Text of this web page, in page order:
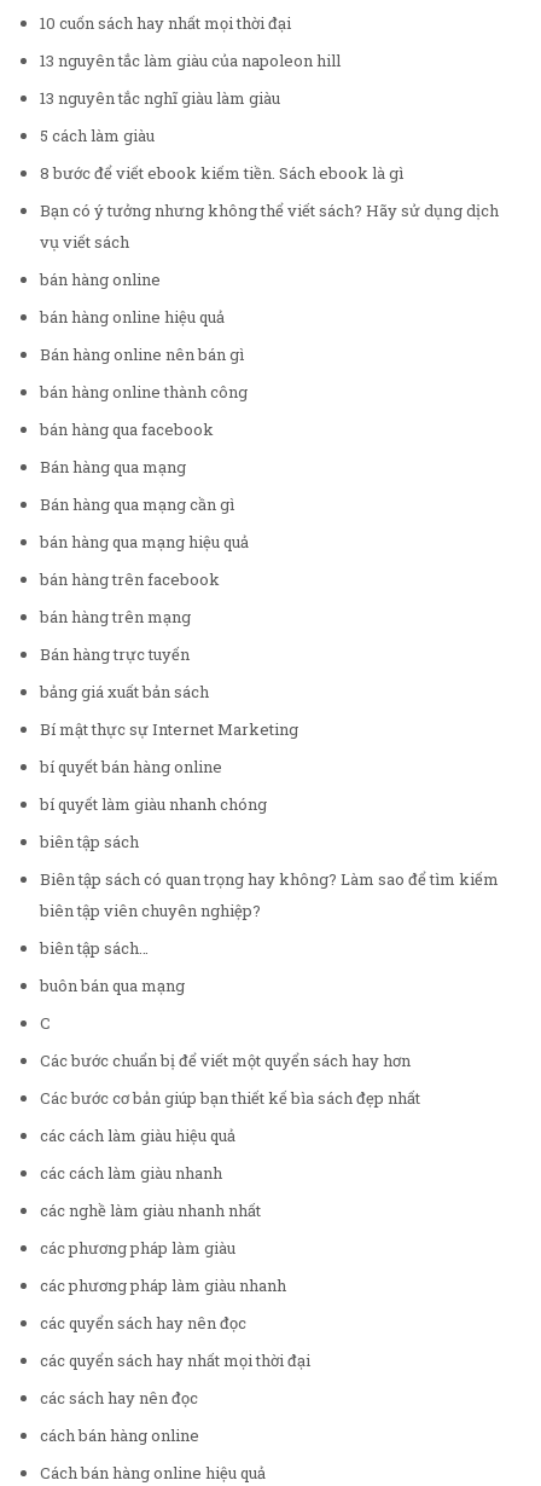
10 cuốn sách hay nhất mọi thời đại
13 nguyên tắc làm giàu của napoleon hill
13 nguyên tắc nghĩ giàu làm giàu
5 cách làm giàu
8 bước để viết ebook kiếm tiền. Sách ebook là gì
Bạn có ý tưởng nhưng không thể viết sách? Hãy sử dụng dịch
vụ viết sách
bán hàng online
bán hàng online hiệu quả
Bán hàng online nên bán gì
bán hàng online thành công
bán hàng qua facebook
Bán hàng qua mạng
Bán hàng qua mạng cần gì
bán hàng qua mạng hiệu quả
bán hàng trên facebook
bán hàng trên mạng
Bán hàng trực tuyến
bảng giá xuất bản sách
Bí mật thực sự Internet Marketing
bí quyết bán hàng online
bí quyết làm giàu nhanh chóng
biên tập sách
Biên tập sách có quan trọng hay không? Làm sao để tìm kiếm
biên tập viên chuyên nghiệp?
biên tập sách…
buôn bán qua mạng
C
Các bước chuẩn bị để viết một quyển sách hay hơn
Các bước cơ bản giúp bạn thiết kế bìa sách đẹp nhất
các cách làm giàu hiệu quả
các cách làm giàu nhanh
các nghề làm giàu nhanh nhất
các phương pháp làm giàu
các phương pháp làm giàu nhanh
các quyển sách hay nên đọc
các quyển sách hay nhất mọi thời đại
các sách hay nên đọc
cách bán hàng online
Cách bán hàng online hiệu quả